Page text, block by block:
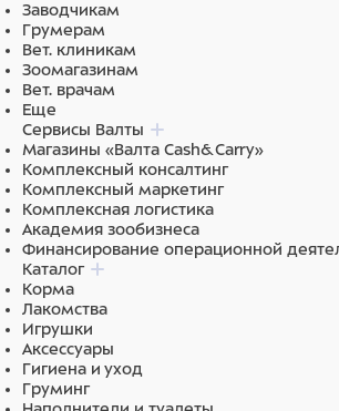
Заводчикам
Грумерам
Вет. клиникам
Зоомагазинам
Вет. врачам
Еще
Сервисы Валты
Магазины «Валта Cash&Carry»
Комплексный консалтинг
Комплексный маркетинг
Комплексная логистика
Академия зообизнеса
Финансирование операционной
Каталог
Корма
Лакомства
Игрушки
Аксессуары
Гигиена и уход
Груминг